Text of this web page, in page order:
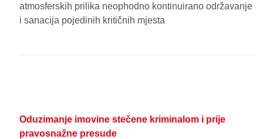
atmosferskih prilika neophodno kontinuirano održavanje
i sanacija pojedinih kritičnih mjesta
Oduzimanje imovine stečene kriminalom i prije
pravosnažne presude